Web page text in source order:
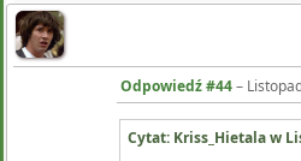
Odpowiedź #44–
Cytat: Kriss_Hietala w